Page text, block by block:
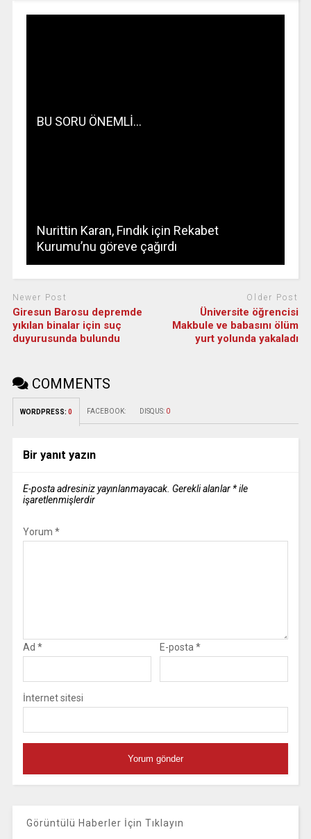
BU SORU ÖNEMLİ…
Nurittin Karan, Fındık için Rekabet
Kurumu’nu göreve çağırdı
Newer Post
Giresun Barosu depremde
yıkılan binalar için suç
duyurusunda bulundu
Older Post
Üniversite öğrencisi
Makbule ve babasını ölüm
yurt yolunda yakaladı
COMMENTS
WORDPRESS: 0 FACEBOOK: DISQUS: 0
Bir yanıt yazın
E-posta adresiniz yayınlanmayacak. Gerekli alanlar *ile
işaretlenmişlerdir
Yorum *
Ad * E-posta *
İnternet sitesi
Görüntülü Haberler İçin Tıklayın